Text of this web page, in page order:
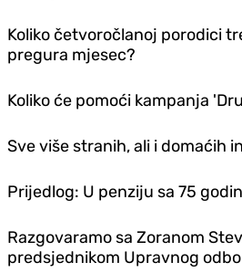
Koliko četvoročlanoj porodici
pregura mjesec?
Koliko će pomoći kampanja
Sve više stranih, ali i domaćih
Prijedlog: U penziju sa 75
Razgovaramo sa Zoranom
predsjednikom Upravnog